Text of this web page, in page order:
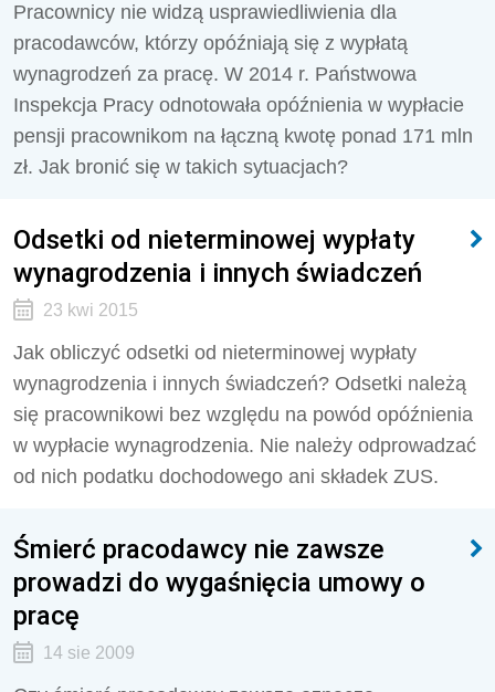
Pracownicy nie widzą usprawiedliwienia dla
pracodawców, którzy opóźniają się z wypłatą
wynagrodzeń za pracę. W 2014 r. Państwowa
Inspekcja Pracy odnotowała opóźnienia w wypłacie
pensji pracownikom na łączną kwotę ponad 171 mln
zł. Jak bronić się w takich sytuacjach?
Odsetki od nieterminowej wypłaty
wynagrodzenia i innych świadczeń
23 kwi 2015
Jak obliczyć odsetki od nieterminowej wypłaty
wynagrodzenia i innych świadczeń? Odsetki należą
się pracownikowi bez względu na powód opóźnienia
w wypłacie wynagrodzenia. Nie należy odprowadzać
od nich podatku dochodowego ani składek ZUS.
Śmierć pracodawcy nie zawsze
prowadzi do wygaśnięcia umowy o
pracę
14 sie 2009